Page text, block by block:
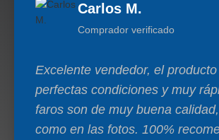
Carlos M.
Comprador verificado
Excelente vendedor, el
perfectas condiciones y muy
faros son de muy buena
como en las fotos. 100%